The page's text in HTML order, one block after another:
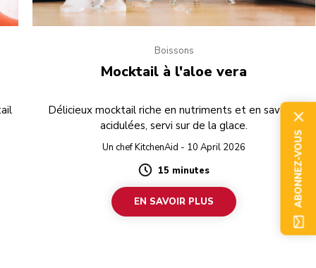
Boissons
Mocktail à l'aloe vera
Délicieux mocktail riche en nutriments et en saveurs
acidulées, servi sur de la glace.
Un chef KitchenAid - 10 April 2026
Duration
15 minutes
EN SAVOIR PLUS ABONNEZ-VOUS